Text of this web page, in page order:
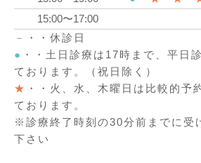
15:00〜17:00
－
・・休診日
● ・・土日診療は17時まで、平日
ております。（祝日除く）
★ ・・火、水、木曜日は比較的予
ております。
※診療終了時刻の30分前までに受
下さい